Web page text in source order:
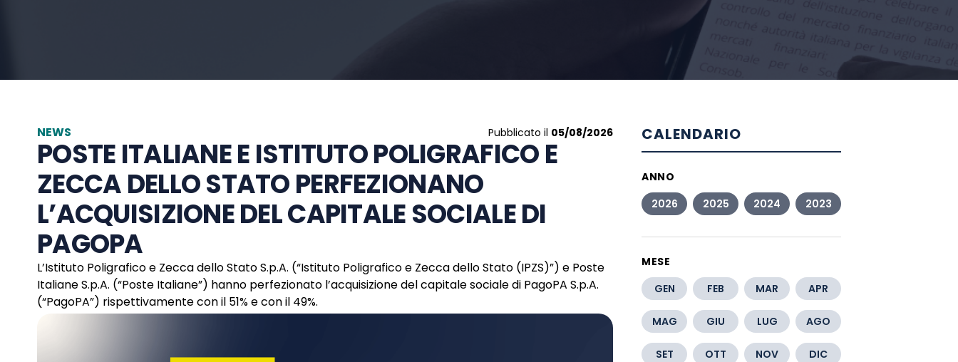
NEWS Pubblicato il 05/08/2026
POSTE ITALIANE E ISTITUTO POLIGRAFICO E
ZECCA DELLO STATO PERFEZIONANO
L’ACQUISIZIONE DEL CAPITALE SOCIALE DI
PAGOPA
L’Istituto Poligrafico e Zecca dello Stato S.p.A. (“Istituto Poligrafico e Zecca dello Stato (IPZS)”) e Poste
Italiane S.p.A. (“Poste Italiane”) hanno perfezionato l’acquisizione del capitale sociale di PagoPA S.p.A.
(“PagoPA”) rispettivamente con il 51% e con il 49%.
CALENDARIO
ANNO
2026
2025 2024 2023
MESE
GEN
FEB MAR APR
MAG GIU LUG AGO
SET OTT NOV DIC